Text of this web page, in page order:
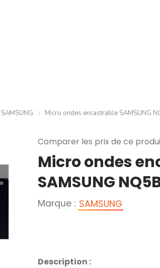
SAMSUNG Micro ondes encastrable SAMSUNG
Comparer les prix de ce
Micro ondes
SAMSUNG
Marque : SAMSUNG
Description :